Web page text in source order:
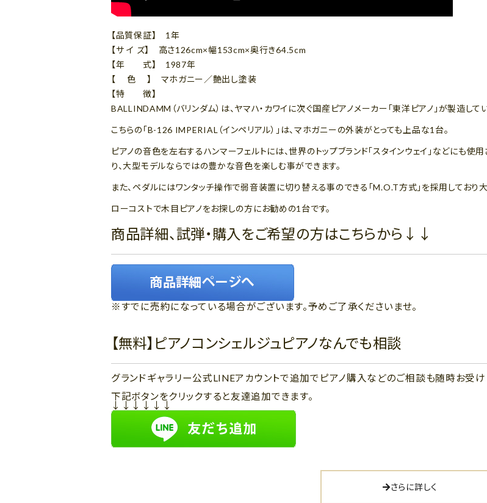
【品質保証】 1年
【サ イ ズ】 高さ126cm×幅153cm×奥行き64.5cm
【年 式】 1987年
【 色 】 マホガニー／艶出し塗装
【特 徴】
BALLINDAMM（バリンダム）は、ヤマハ・カワイに次ぐ国産ピアノメーカー「東洋ピアノ」が製造して
こちらの「B-126 IMPERIAL（インペリアル）」は、マホガニーの外装がとっても上品な1台。
ピアノの音色を左右するハンマーフェルトには、世界のトップブランド「スタインウェイ」などにも使
り、大型モデルならではの豊かな音色を楽しむ事ができます。
また、ペダルにはワンタッチ操作で弱音装置に切り替える事のできる「M.O.T方式」を採用しており
ローコストで木目ピアノをお探しの方にお勧めの1台です。
商品詳細、試弾・購入をご希望の方はこちらから↓↓
※すでに売約になっている場合がございます。予めご了承くださいませ。
【無料】ピアノコンシェルジュピアノなんでも相談
グランドギャラリー公式LINEアカウントで追加でピアノ購入などのご相談も随時お受
下記ボタンをクリックすると友達追加できます。
↓↓↓↓↓↓
さらに詳しく